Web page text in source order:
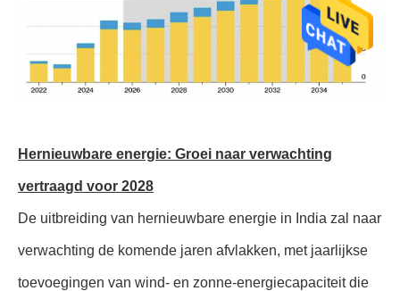
Hernieuwbare energie: Groei naar verwachting
vertraagd voor 2028
De uitbreiding van hernieuwbare energie in India zal naar
verwachting de komende jaren afvlakken, met jaarlijkse
toevoegingen van wind- en zonne-energiecapaciteit die